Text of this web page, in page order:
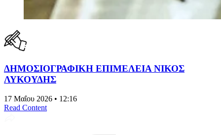
ΔΗΜΟΣΙΟΓΡΑΦΙΚΗ ΕΠΙΜΕΛΕΙΑ ΝΙΚΟΣ
ΛΥΚΟΥΔΗΣ
17 Μαΐου 2026 • 12:16
Read Content